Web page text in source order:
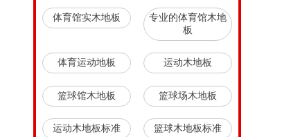
体育馆实木地板
专业的体育馆木地
板
体育运动地板 运动木地板
篮球馆木地板 篮球场木地板
运动木地板标准 篮球木地板标准